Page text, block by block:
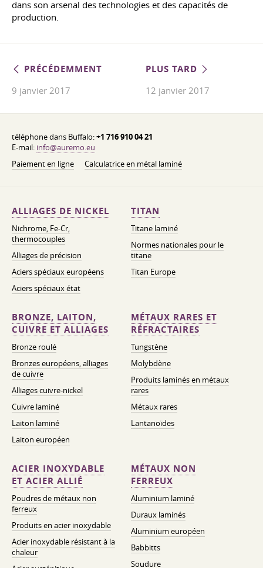
dans son arsenal des technologies et des capacités de
production.
PRÉCÉDEMMENT
9 janvier 2017
PLUS TARD
12 janvier 2017
téléphone dans Buffalo:+1 716 910 04 21
E-mail: info@auremo.eu
Paiement en ligne
Calculatrice en métal laminé
ALLIAGES DE NICKEL
Nichrome, Fe-Cr,
thermocouples
Alliages de précision
Aciers spéciaux européens
Aciers spéciaux état
TITAN
Titane laminé
Normes nationales pour le
titane
Titan Europe
BRONZE, LAITON,
CUIVRE ET ALLIAGES
Bronze roulé
Bronzes européens, alliages
de cuivre
Alliages cuivre-nickel
Cuivre laminé
Laiton laminé
Laiton européen
MÉTAUX RARES ET
RÉFRACTAIRES
Tungstène
Molybdène
Produits laminés en métaux
rares
Métaux rares
Lantanoïdes
ACIER INOXYDABLE
ET ACIER ALLIÉ
Poudres de métaux non
ferreux
Produits en acier inoxydable
Acier inoxydable résistant à la
chaleur
MÉTAUX NON
FERREUX
Aluminium laminé
Duraux laminés
Aluminium européen
Babbitts
Soudure